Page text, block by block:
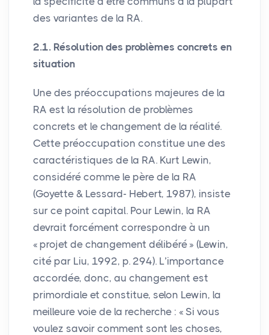
des variantes de la RA.
2.1. Résolution des problèmes concrets en
situation
Une des préoccupations majeures de la
RA est la résolution de problèmes
concrets et le changement de la réalité.
Cette préoccupation constitue une des
caractéristiques de la RA. Kurt Lewin,
considéré comme le père de la RA
(Goyette & Lessard- Hebert, 1987), insiste
sur ce point capital. Pour Lewin, la RA
devrait forcément correspondre à un
« projet de changement délibéré » (Lewin,
cité par Liu, 1992, p. 294). L’importance
accordée, donc, au changement est
primordiale et constitue, selon Lewin, la
meilleure voie de la recherche : « Si vous
voulez savoir comment sont les choses,